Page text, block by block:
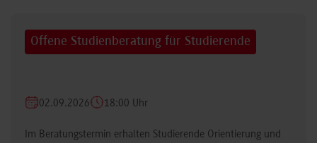
Offene Studienberatung für Studierende
02.09.2026 18:00 Uhr
Im Beratungstermin erhalten Studierende Orientierung und